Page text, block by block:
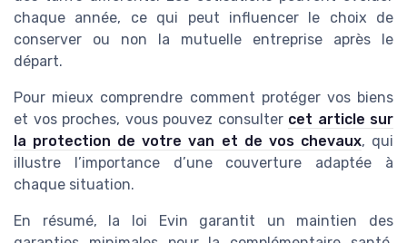
chaque année, ce qui peut influencer le choix de
conserver ou non la mutuelle entreprise après le
départ.
Pour mieux comprendre comment protéger vos biens
et vos proches, vous pouvez consulter cet article sur
la protection de votre van et de vos chevaux, qui
illustre l’importance d’une couverture adaptée à
chaque situation.
En résumé, la loi Evin garantit un maintien des